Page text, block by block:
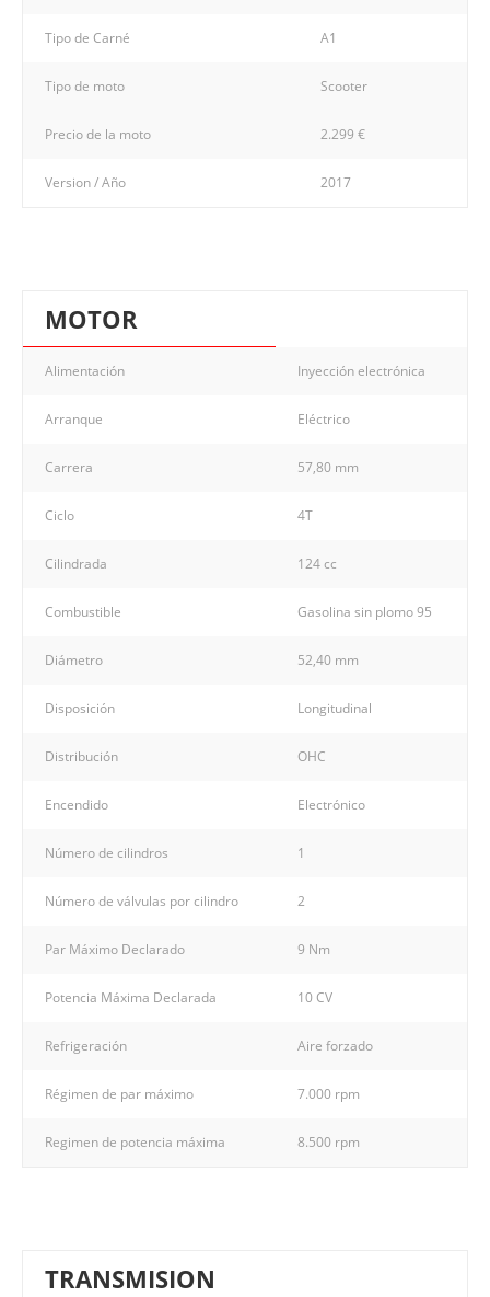
Tipo de Carné A1
Tipo de moto Scooter
Precio de la moto 2.299 €
Version / Año 2017
MOTOR
Alimentación Inyección electrónica
Arranque Eléctrico
Carrera 57,80 mm
Ciclo 4T
Cilindrada 124 cc
Combustible Gasolina sin plomo 95
Diámetro 52,40 mm
Disposición Longitudinal
Distribución OHC
Encendido Electrónico
Número de cilindros 1
Número de válvulas por cilindro 2
Par Máximo Declarado 9 Nm
Potencia Máxima Declarada 10 CV
Refrigeración Aire forzado
Régimen de par máximo 7.000 rpm
Regimen de potencia máxima 8.500 rpm
TRANSMISION